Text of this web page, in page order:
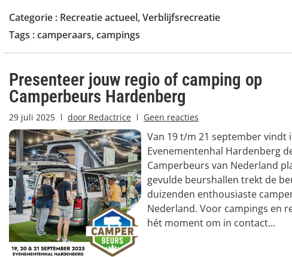
Categorie : Recreatie actueel,Verblijfsrecreatie
Tags :camperaars,campings
Presenteer jouw regio of camping op
Camperbeurs Hardenberg
29 juli 2025 door Redactrice Geen reacties
Van 19 t/m 21 september vindt
Evenementenhal Hardenberg
Camperbeurs van Nederland
gevulde beurshallen trekt de
duizenden enthousiaste
Nederland. Voor campings en
hét moment om in contact...